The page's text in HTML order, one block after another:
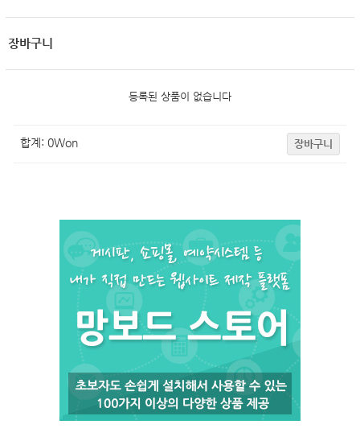
장바구니
등록된 상품이 없습니다
합계: 0Won 장바구니